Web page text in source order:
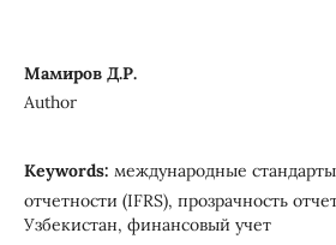
Мамиров Д.Р.
Author
Keywords: международные
отчетности (IFRS), прозрачность
Узбекистан, финансовый учет